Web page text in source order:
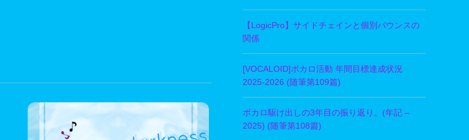
【LogicPro】サイドチェインと個別バウンスの
関係
[VOCALOID]ボカロ活動 年間目標達成状況
2025-2026 (随筆第109篇)
ボカロ駆け出しの3年目の振り返り。(年記 –
2025) (随筆第108篇)